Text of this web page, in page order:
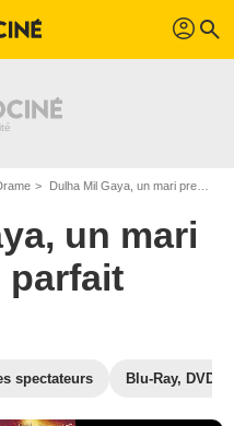
profil search
Dulha Mil Gaya, un mari presque parfait de Mudassar Aziz
un mari
parfait
spectateurs Blu-Ray, DVD